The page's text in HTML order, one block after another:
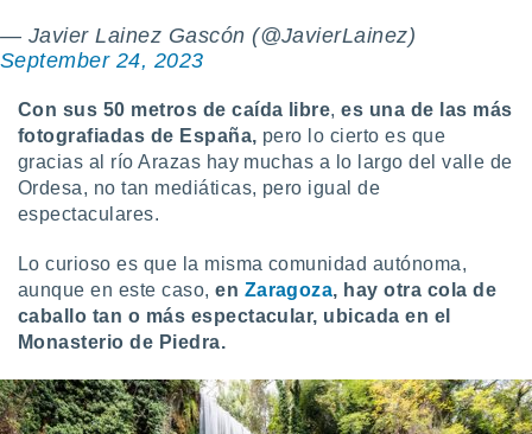
— Javier Lainez Gascón (@JavierLainez)
September 24, 2023
Con sus 50 metros de caída libre,es una de las más
fotografiadas de España, pero lo cierto es que
gracias al río Arazas hay muchas a lo largo del valle de
Ordesa, no tan mediáticas, pero igual de
espectaculares.
Lo curioso es que la misma comunidad autónoma,
aunque en este caso,en Zaragoza, hay otra cola de
caballo tan o más espectacular, ubicada en el
Monasterio de Piedra.